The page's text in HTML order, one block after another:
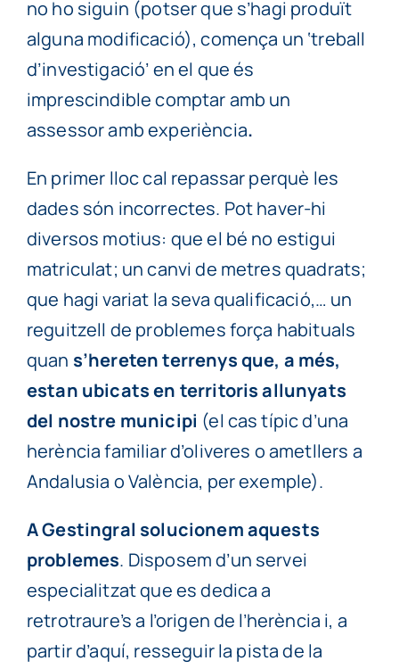
no ho siguin (potser que s’hagi produït
alguna modificació), comença un ‘treball
d’investigació’ en el que és
imprescindible comptar amb un
assessor amb experiència.
En primer lloc cal repassar perquè les
dades són incorrectes. Pot haver-hi
diversos motius: que el bé no estigui
matriculat; un canvi de metres quadrats;
que hagi variat la seva qualificació,… un
reguitzell de problemes força habituals
quan s’hereten terrenys que, a més,
estan ubicats en territoris allunyats
del nostre municipi (el cas típic d’una
herència familiar d’oliveres o ametllers a
Andalusia o València, per exemple).
A Gestingral solucionem aquests
problemes. Disposem d’un servei
especialitzat que es dedica a
retrotraure’s a l’origen de l’herència i, a
partir d’aquí, resseguir la pista de la